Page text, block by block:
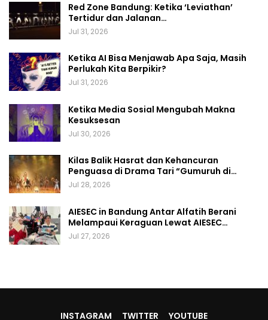
Red Zone Bandung: Ketika ‘Leviathan’
Tertidur dan Jalanan…
Jul 31, 2026
Ketika AI Bisa Menjawab Apa Saja, Masih
Perlukah Kita Berpikir?
Jul 31, 2026
Ketika Media Sosial Mengubah Makna
Kesuksesan
Jul 30, 2026
Kilas Balik Hasrat dan Kehancuran
Penguasa di Drama Tari “Gumuruh di…
Jul 28, 2026
AIESEC in Bandung Antar Alfatih Berani
Melampaui Keraguan Lewat AIESEC…
Jul 27, 2026
INSTAGRAM TWITTER YOUTUBE